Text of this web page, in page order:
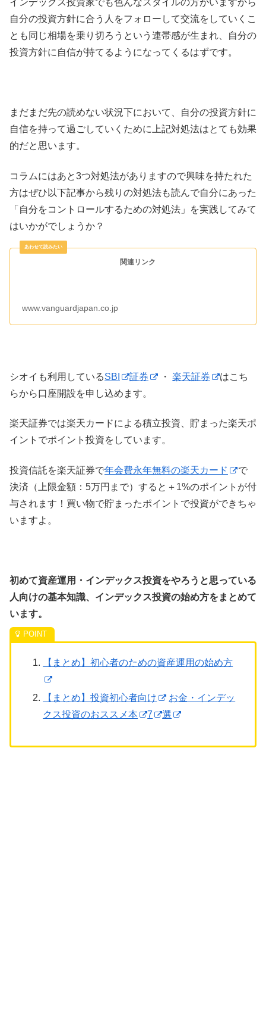
インデックス投資家でも色んなスタイルの方がいますから
自分の投資方針に合う人をフォローして交流をしていくこ
とも同じ相場を乗り切ろうという連帯感が生まれ、自分の
投資方針に自信が持てるようになってくるはずです。
まだまだ先の読めない状況下において、自分の投資方針に
自信を持って過ごしていくために上記対処法はとても効果
的だと思います。
コラムにはあと3つ対処法がありますので興味を持たれた
方はぜひ以下記事から残りの対処法も読んで自分にあった
「自分をコントロールするための対処法」を実践してみて
はいかがでしょうか？
関連リンク
www.vanguardjapan.co.jp
シオイも利用しているSBI 証券 ・ 楽天証券
はこち
らから口座開設を申し込めます。
楽天証券では楽天カードによる積立投資、貯まった楽天ポ
イントでポイント投資をしています。
投資信託を楽天証券で年会費永年無料の楽天カード
で
決済（上限金額：5万円まで）すると＋1%のポイントが付
与されます！買い物で貯まったポイントで投資ができちゃ
いますよ。
初めて資産運用・インデックス投資をやろうと思っている
人向けの基本知識、インデックス投資の始め方をまとめて
います。
【まとめ】初心者のための資産運用の始め方
【まとめ】投資初心者向け
お金・インデッ
クス投資のおススメ本
7 選